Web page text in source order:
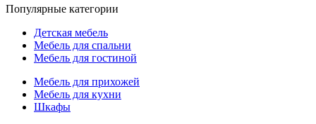
Популярные категории
Детская мебель
Мебель для спальни
Мебель для гостиной
Мебель для прихожей
Мебель для кухни
Шкафы